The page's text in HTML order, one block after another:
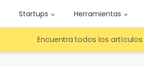
Startups Herramientas
Encuentra todos los